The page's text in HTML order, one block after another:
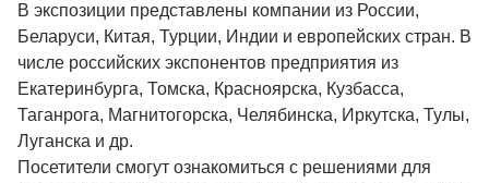
В экспозиции представлены компании из России,
Беларуси, Китая, Турции, Индии и европейских стран. В
числе российских экспонентов предприятия из
Екатеринбурга, Томска, Красноярска, Кузбасса,
Таганрога, Магнитогорска, Челябинска, Иркутска, Тулы,
Луганска и др.
Посетители смогут ознакомиться с решениями для